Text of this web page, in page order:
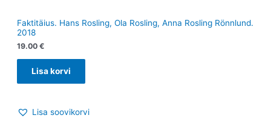
Faktitäius. Hans Rosling, Ola Rosling, Anna Rosling Rönnlund.
2018
19.00 €
Lisa korvi
Lisa soovikorvi